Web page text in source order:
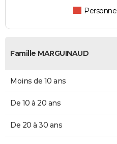
Famille MARGUINAUD
Moins de 10 ans
De 10 à 20 ans
De 20 à 30 ans